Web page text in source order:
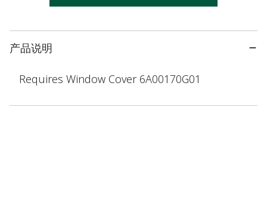
产品说明
Requires Window Cover 6A00170G01